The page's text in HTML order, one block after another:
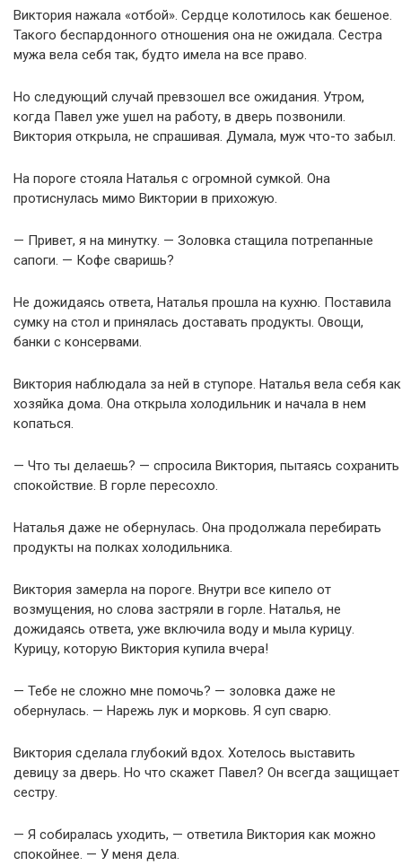
Виктория нажала «отбой». Сердце колотилось как бешеное.
Такого беспардонного отношения она не ожидала. Сестра
мужа вела себя так, будто имела на все право.
Но следующий случай превзошел все ожидания. Утром,
когда Павел уже ушел на работу, в дверь позвонили.
Виктория открыла, не спрашивая. Думала, муж что-то забыл.
На пороге стояла Наталья с огромной сумкой. Она
протиснулась мимо Виктории в прихожую.
— Привет, я на минутку. — Золовка стащила потрепанные
сапоги. — Кофе сваришь?
Не дожидаясь ответа, Наталья прошла на кухню. Поставила
сумку на стол и принялась доставать продукты. Овощи,
банки с консервами.
Виктория наблюдала за ней в ступоре. Наталья вела себя как
хозяйка дома. Она открыла холодильник и начала в нем
копаться.
— Что ты делаешь? — спросила Виктория, пытаясь сохранить
спокойствие. В горле пересохло.
Наталья даже не обернулась. Она продолжала перебирать
продукты на полках холодильника.
Виктория замерла на пороге. Внутри все кипело от
возмущения, но слова застряли в горле. Наталья, не
дожидаясь ответа, уже включила воду и мыла курицу.
Курицу, которую Виктория купила вчера!
— Тебе не сложно мне помочь? — золовка даже не
обернулась. — Нарежь лук и морковь. Я суп сварю.
Виктория сделала глубокий вдох. Хотелось выставить
девицу за дверь. Но что скажет Павел? Он всегда защищает
сестру.
— Я собиралась уходить, — ответила Виктория как можно
спокойнее. — У меня дела.